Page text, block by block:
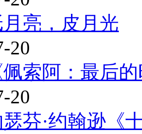
亮，皮月光
20
佩索阿：最后
20
芬·约翰逊《